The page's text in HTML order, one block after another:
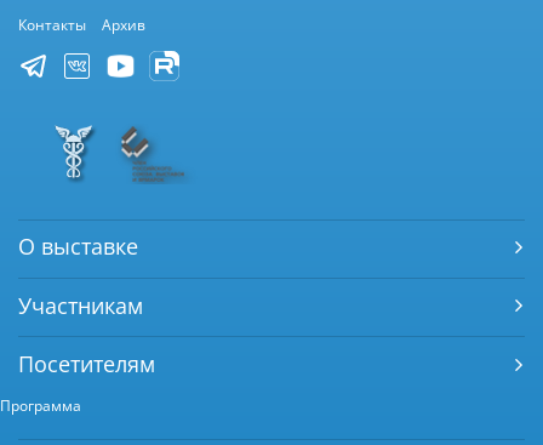
Контакты
Архив
О выставке
Участникам
Посетителям
Программа